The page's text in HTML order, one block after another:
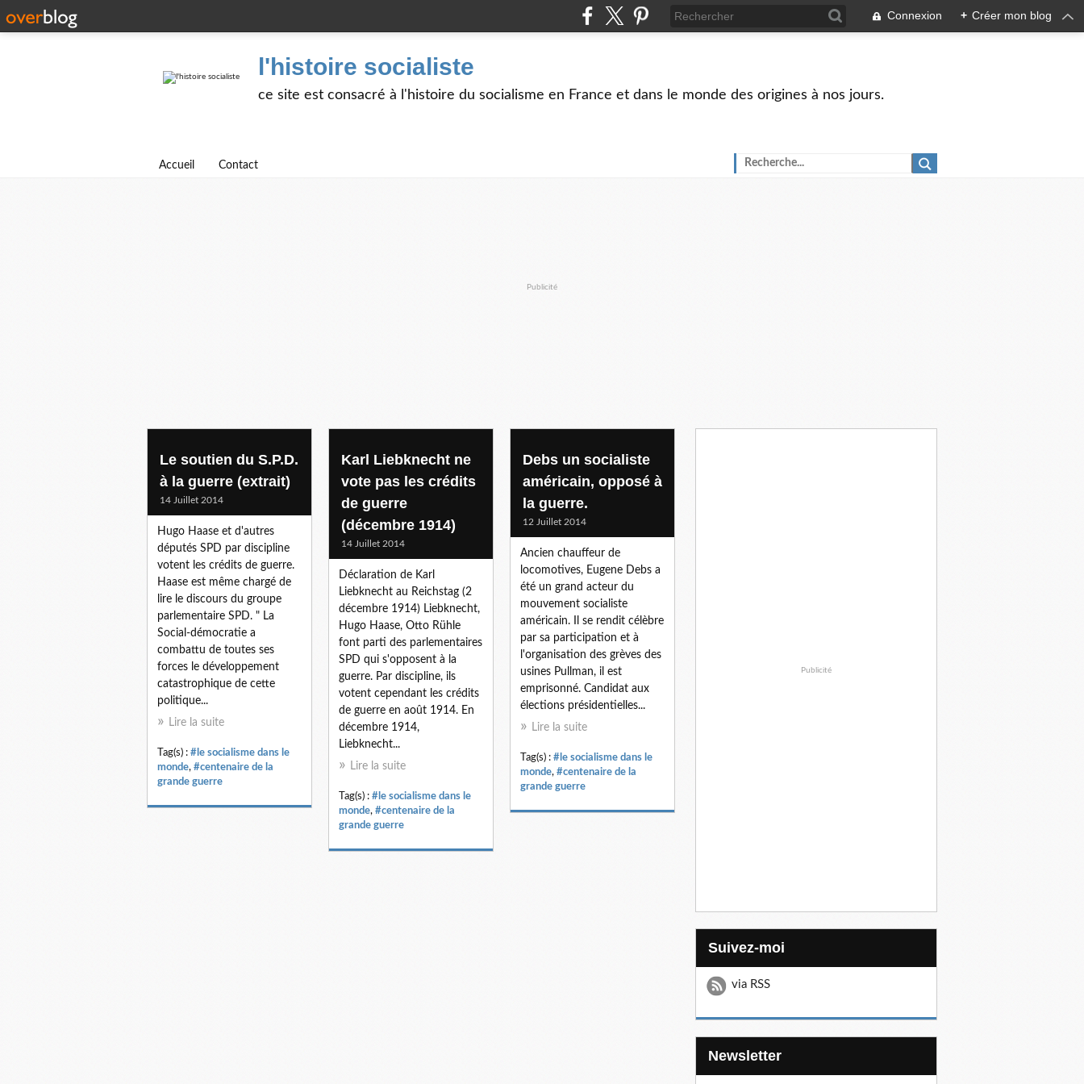
Connexion + Créer mon blog
l'histoire socialiste
ce site est consacré à l'histoire du socialisme en France et dans le monde des origines à nos jours.
Accueil Contact
Publicité
Le soutien du S.P.D.
à la guerre (extrait)
14 Juillet 2014
Hugo Haase et d'autres
députés SPD par discipline
votent les crédits de guerre.
Haase est même chargé de
lire le discours du groupe
parlementaire SPD. " La
Social-démocratie a
combattu de toutes ses
forces le développement
catastrophique de cette
politique...
Lire la suite
Tag(s) : #le socialisme dans le
monde, #centenaire de la
grande guerre
Karl Liebknecht ne
vote pas les crédits
de guerre
(décembre 1914)
14 Juillet 2014
Déclaration de Karl
Liebknecht au Reichstag (2
décembre 1914) Liebknecht,
Hugo Haase, Otto Rühle
font parti des parlementaires
SPD qui s'opposent à la
guerre. Par discipline, ils
votent cependant les crédits
de guerre en août 1914. En
décembre 1914,
Liebknecht...
Lire la suite
Tag(s) : #le socialisme dans le
monde, #centenaire de la
grande guerre
Debs un socialiste
américain, opposé à
la guerre.
12 Juillet 2014
Ancien chauffeur de
locomotives, Eugene Debs a
été un grand acteur du
mouvement socialiste
américain. Il se rendit célèbre
par sa participation et à
l'organisation des grèves des
usines Pullman, il est
emprisonné. Candidat aux
élections présidentielles...
Lire la suite
Tag(s) : #le socialisme dans le
monde, #centenaire de la
grande guerre
Publicité
Suivez-moi
via RSS
Newsletter